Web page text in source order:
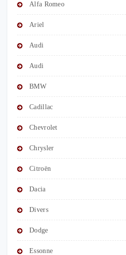
Alfa Romeo
Ariel
Audi
Audi
BMW
Cadillac
Chevrolet
Chrysler
Citroën
Dacia
Divers
Dodge
Essonne